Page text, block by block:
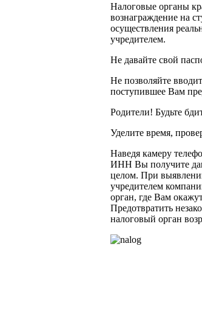
Налоговые органы
вознаграждение на
осуществления
учредителем.
Не давайте свой
Не позволяйте
поступившее Вам
Родители! Будьте
Уделите время,
Наведя камеру
ИНН Вы получите
целом. При
учредителем
орган, где Вам
Предотвратить
налоговый орган